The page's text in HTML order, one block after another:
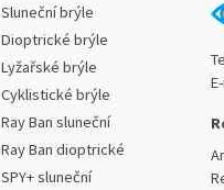
Sluneční brýle
Dioptrické brýle
Lyžařské brýle
Cyklistické brýle
Ray Ban sluneční
Ray Ban dioptrické
SPY+ sluneční